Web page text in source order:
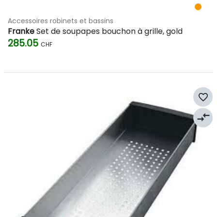
Accessoires robinets et bassins
FrankeSet de soupapes bouchon à grille, gold
285.05 CHF
favorite_border
compare_arrows